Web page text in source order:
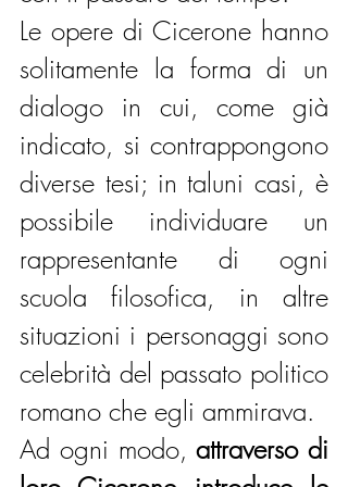
Le opere di Cicerone hanno
solitamente la forma di un
dialogo in cui, come già
indicato, si contrappongono
diverse tesi; in taluni casi, è
possibile individuare un
rappresentante di ogni
scuola filosofica, in altre
situazioni i personaggi sono
celebrità del passato politico
romano che egli ammirava.
Ad ogni modo, attraverso di